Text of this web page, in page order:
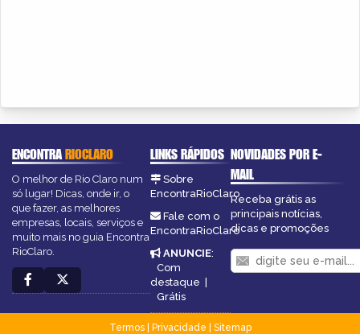
ENCONTRARIOCLARO
O melhor de Rio Claro num
só lugar! Dicas, onde ir, o
que fazer, as melhores
empresas, locais, serviços e
muito mais no guia Encontra
RioClaro.
LINKS RÁPIDOS
Sobre
EncontraRioClaro
Fale com o
EncontraRioClaro
ANUNCIE:
Com
destaque |
Grátis
NOVIDADES POR E-
MAIL
Receba grátis as
principais notícias,
dicas e promoções
Termos| Privacidade
Sitemap